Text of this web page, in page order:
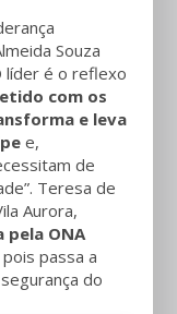
Souza
líder é o reflexo
com os
e leva
e,
de
Teresa de
Aurora,
pela ONA
pois passa a
do